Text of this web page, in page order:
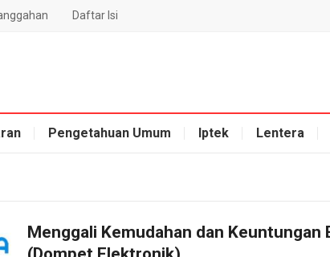
Daftar Isi
Pengetahuan Umum Iptek Lentera
Menggali Kemudahan dan Keuntungan